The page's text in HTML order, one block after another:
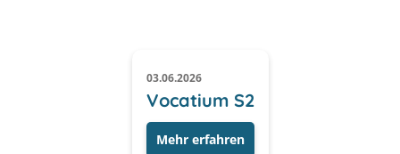
03.06.2026
Vocatium S2
Mehr erfahren